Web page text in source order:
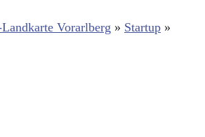
Vorarlberg » Startup »